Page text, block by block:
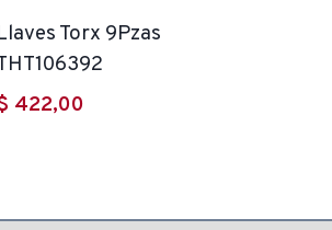
Torx 9Pzas
422,00